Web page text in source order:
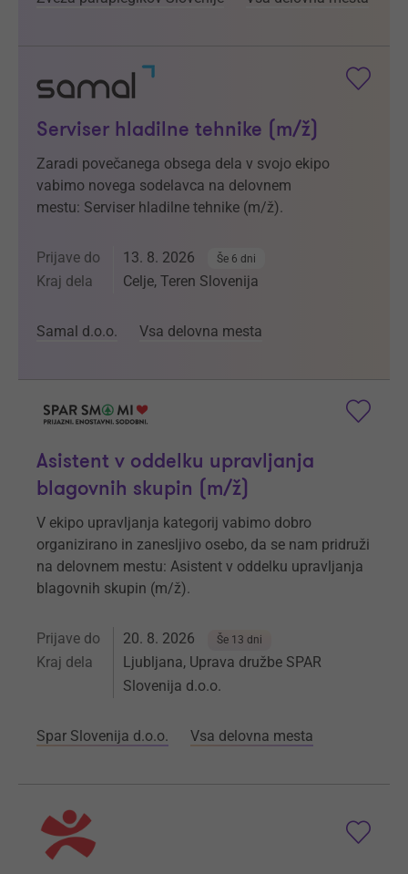
Serviser hladilne tehnike (m/ž)
Zaradi povečanega obsega dela v svojo ekipo
vabimo novega sodelavca na delovnem
mestu: Serviser hladilne tehnike (m/ž).
Prijave do 13. 8. 2026 Še 6 dni
Kraj dela Celje, Teren Slovenija
Samal d.o.o. Vsa delovna mesta
Asistent v oddelku upravljanja
blagovnih skupin (m/ž)
V ekipo upravljanja kategorij vabimo dobro
organizirano in zanesljivo osebo, da se nam pridruži
na delovnem mestu: Asistent v oddelku upravljanja
blagovnih skupin (m/ž).
Prijave do 20. 8. 2026 Še 13 dni
Kraj dela
Ljubljana, Uprava družbe SPAR
Slovenija d.o.o.
Spar Slovenija d.o.o. Vsa delovna mesta